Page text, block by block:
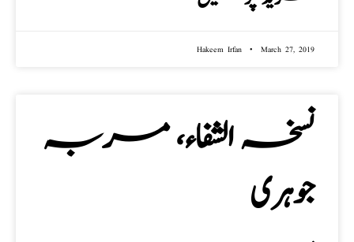
Hakeem Irfan March 27, 2019
نسخہ الشفاء، مربہ
جوہری